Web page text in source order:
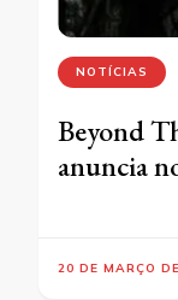
NOTÍCIAS
Beyond
anuncia
20 DE MARÇO